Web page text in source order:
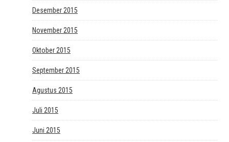
Desember 2015
November 2015
Oktober 2015
September 2015
Agustus 2015
Juli 2015
Juni 2015